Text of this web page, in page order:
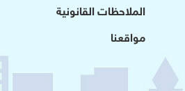
الملاحظات القانونية
مواقعنا